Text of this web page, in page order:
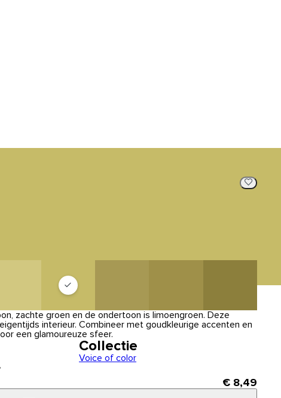
zachte groen en de ondertoon is limoengroen. Deze
interieur. Combineer met goudkleurige accenten en
een glamoureuze sfeer.
Collectie
Voice of color
€ 8,49